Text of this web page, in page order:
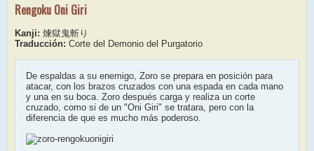
Rengoku Oni Giri
Kanji: 煉獄鬼斬り
Traducción: Corte del Demonio del Purgatorio
De espaldas a su enemigo, Zoro se prepara en posición para
atacar, con los brazos cruzados con una espada en cada mano
y una en su boca. Zoro después carga y realiza un corte
cruzado, como si de un "Oni Giri" se tratara, pero con la
diferencia de que es mucho más poderoso.